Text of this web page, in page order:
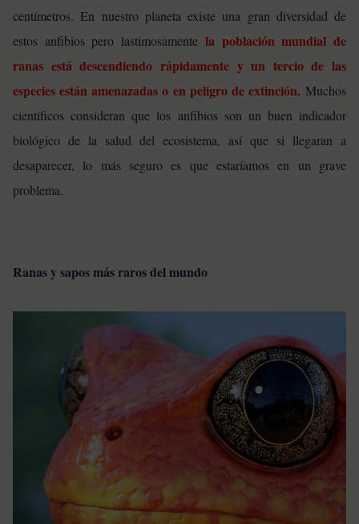
centímetros. En nuestro planeta existe una gran diversidad de
estos anfibios pero lastimosamente la población mundial de
ranas está descendiendo rápidamente y un tercio de las
especies están amenazadas o en peligro de extinción. Muchos
científicos consideran que los anfibios son un buen indicador
biológico de la salud del ecosistema, así que si llegaran a
desaparecer, lo más seguro es que estaríamos en un grave
problema.
Ranas y sapos más raros del mundo